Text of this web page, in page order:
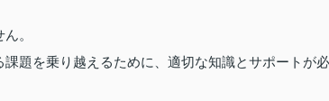
。
題を乗り越えるために、適切な知識とサポートが必